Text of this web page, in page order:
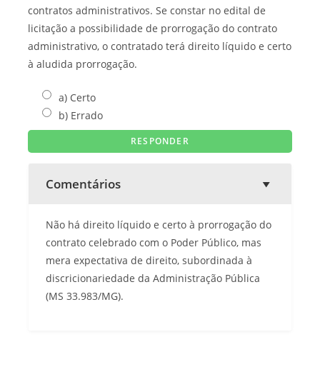
contratos administrativos. Se constar no edital de
licitação a possibilidade de prorrogação do contrato
administrativo, o contratado terá direito líquido e certo
à aludida prorrogação.
a) Certo
b) Errado
Comentários
Não há direito líquido e certo à prorrogação do
contrato celebrado com o Poder Público, mas
mera expectativa de direito, subordinada à
discricionariedade da Administração Pública
(MS 33.983/MG).